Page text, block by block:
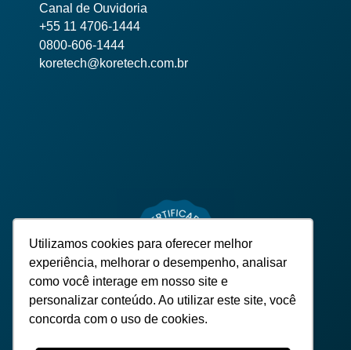
Utilizamos cookies para oferecer melhor
experiência, melhorar o desempenho, analisar
como você interage em nosso site e
personalizar conteúdo. Ao utilizar este site, você
concorda com o uso de cookies.
Canal de Ouvidoria
+55 11 4706-1444
0800-606-1444
koretech@koretech.com.br
TODOS OS DIREITOS RESERVADOS